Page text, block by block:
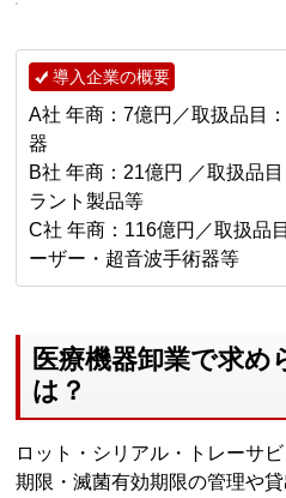
導入企業の概要
A社 年商：7億円／取扱品目
器
B社 年商：21億円 ／取扱品
ラント製品等
C社 年商：116億円／取扱品
ーザー・超音波手術器等
医療機器卸業で求め
は？
ロット・シリアル・トレーサ
期限・滅菌有効期限の管理や